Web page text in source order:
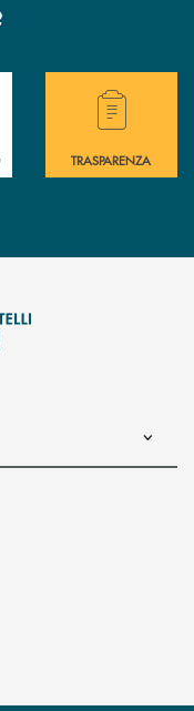
immediata?
Hai bisogno di
TRASPARENZA
l’app di posta
di posta elettronica)